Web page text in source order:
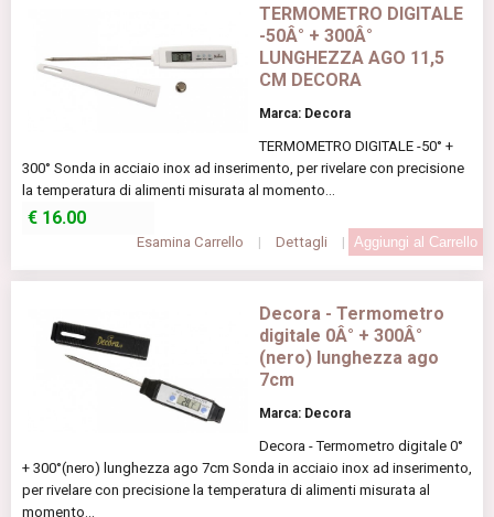
TERMOMETRO DIGITALE
-50Â° + 300Â°
LUNGHEZZA AGO 11,5
CM DECORA
Marca: Decora
TERMOMETRO DIGITALE -50° +
300° Sonda in acciaio inox ad inserimento, per rivelare con precisione
la temperatura di alimenti misurata al momento...
€ 16.00
Esamina Carrello | Dettagli |
Decora - Termometro
digitale 0Â° + 300Â°
(nero) lunghezza ago
7cm
Marca: Decora
Decora - Termometro digitale 0°
+ 300°(nero) lunghezza ago 7cm Sonda in acciaio inox ad inserimento,
per rivelare con precisione la temperatura di alimenti misurata al
momento...